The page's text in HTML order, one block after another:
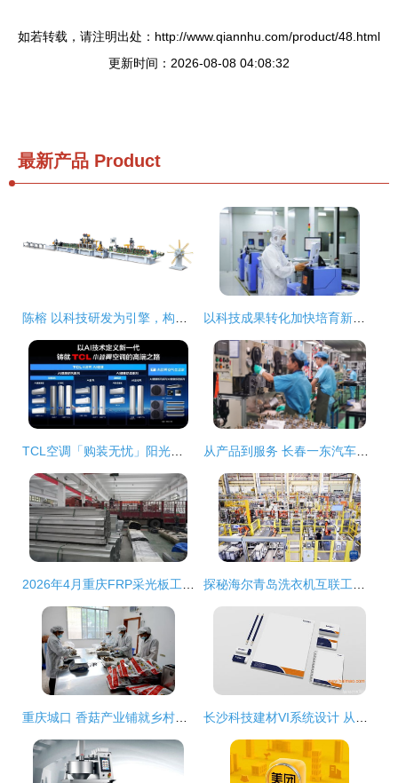
如若转载，请注明出处：http://www.qiannhu.com/product/48.html
更新时间：2026-08-08 04:08:32
最新产品 Product